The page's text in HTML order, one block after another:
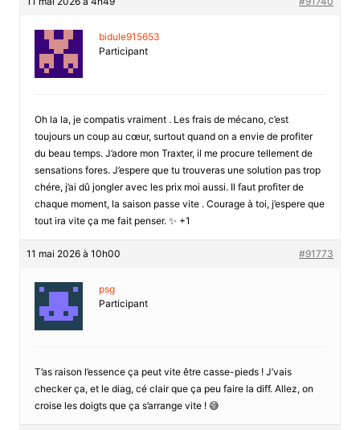
bidule915653
Participant
Oh la la, je compatis vraiment . Les frais de mécano, c’est
toujours un coup au cœur, surtout quand on a envie de profiter
du beau temps. J’adore mon Traxter, il me procure tellement de
sensations fores. J’espere que tu trouveras une solution pas trop
chére, j’ai dû jongler avec les prix moi aussi. Il faut profiter de
chaque moment, la saison passe vite . Courage à toi, j’espere que
tout ira vite ça me fait penser. ✨ +1
11 mai 2026 à 10h00 #91773
psg
Participant
T’as raison l’essence ça peut vite être casse-pieds ! J’vais
checker ça, et le diag, cé clair que ça peu faire la diff. Allez, on
croise les doigts que ça s’arrange vite ! 😅